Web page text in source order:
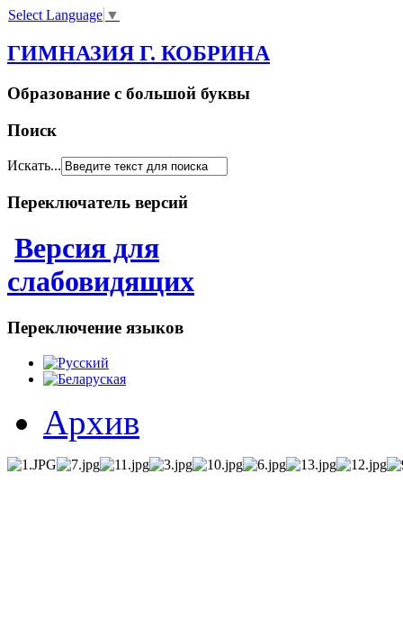
Select Language ▼
ГИМНАЗИЯ Г. КОБРИНА
Образование с большой буквы
Поиск
Искать...
Переключатель версий
Версия для
слабовидящих
Переключение языков
Архив